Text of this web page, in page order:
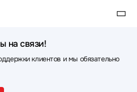
на связи!
клиентов и мы обязательно